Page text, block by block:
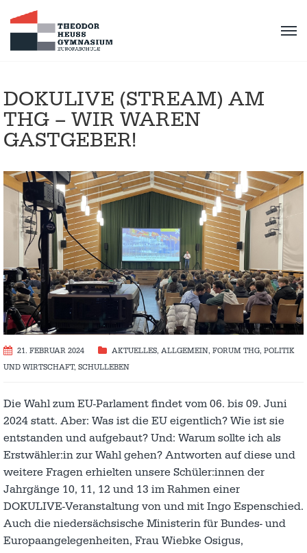
DOKULIVE (STREAM) AM
THG – WIR WAREN
GASTGEBER!
21. FEBRUAR 2024 AKTUELLES, ALLGEMEIN, FORUM THG, POLITIK
UND WIRTSCHAFT, SCHULLEBEN
Die Wahl zum EU-Parlament findet vom 06. bis 09. Juni
2024 statt. Aber: Was ist die EU eigentlich? Wie ist sie
entstanden und aufgebaut? Und: Warum sollte ich als
Erstwähler:in zur Wahl gehen? Antworten auf diese und
weitere Fragen erhielten unsere Schüler:innen der
Jahrgänge 10, 11, 12 und 13 im Rahmen einer
DOKULIVE-Veranstaltung von und mit Ingo Espenschied.
Auch die niedersächsische Ministerin für Bundes- und
Europaangelegenheiten, Frau Wiebke Osigus,